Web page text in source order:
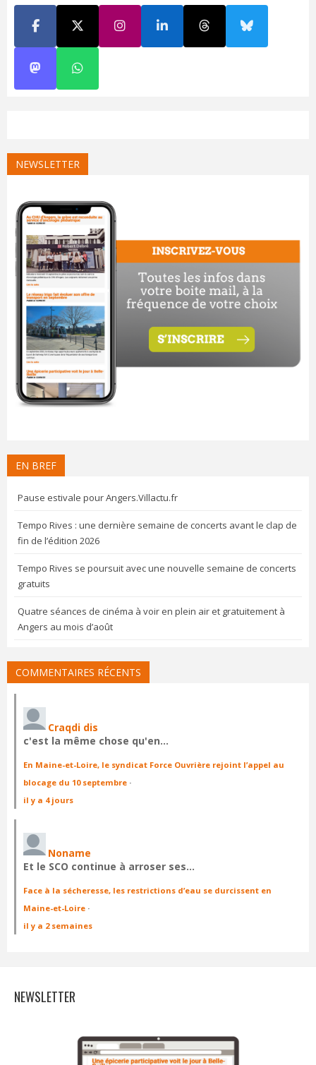
NEWSLETTER
EN BREF
Pause estivale pour Angers.Villactu.fr
Tempo Rives : une dernière semaine de concerts avant le clap de
fin de l’édition 2026
Tempo Rives se poursuit avec une nouvelle semaine de concerts
gratuits
Quatre séances de cinéma à voir en plein air et gratuitement à
Angers au mois d’août
COMMENTAIRES RÉCENTS
Craqdi dis
c'est la même chose qu'en…
En Maine-et-Loire, le syndicat Force Ouvrière rejoint l’appel au
blocage du 10 septembre ·
il y a 4 jours
Noname
Et le SCO continue à arroser ses…
Face à la sécheresse, les restrictions d’eau se durcissent en
Maine-et-Loire ·
il y a 2 semaines
NEWSLETTER